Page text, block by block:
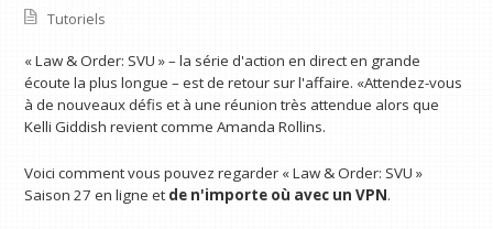
Tutoriels
« Law & Order: SVU » – la série d'action en direct en grande
écoute la plus longue – est de retour sur l'affaire. «Attendez-vous
à de nouveaux défis et à une réunion très attendue alors que
Kelli Giddish revient comme Amanda Rollins.
Voici comment vous pouvez regarder « Law & Order: SVU »
Saison 27 en ligne et de n'importe où avec un VPN.